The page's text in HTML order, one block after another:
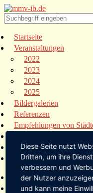
Startseite
Veranstaltungen
2022
2023
2024
2025
Bildergalerien
Referenzen
Empfehlungen von
Links
Kontakt
Startseite
Veranstaltungen
Diese Seite nutzt
Dritten, um ihre
verbessern und
der Nutzer
und kann meine